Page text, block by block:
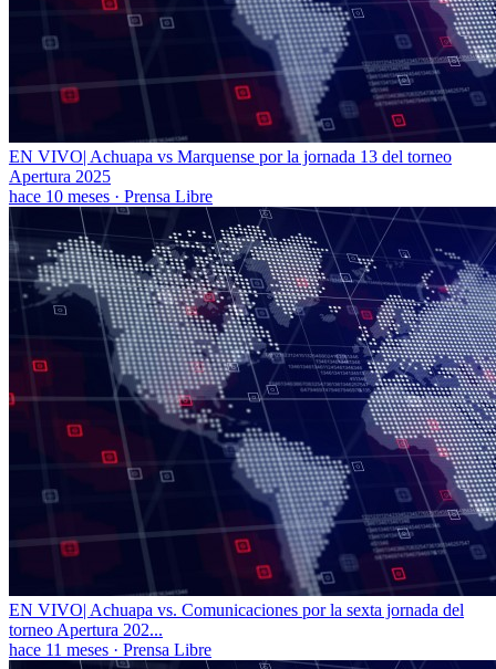
EN VIVO| Achuapa vs Marquense por la jornada 13 del torneo
Apertura 2025
hace 10 meses · Prensa Libre
EN VIVO| Achuapa vs. Comunicaciones por la sexta jornada del
torneo Apertura 202...
hace 11 meses · Prensa Libre